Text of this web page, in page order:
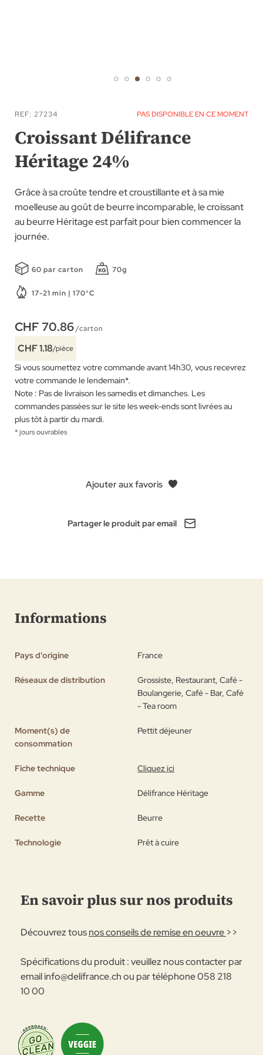
to
the
beginning
of
images
gallery
REF 27234 PAS DISPONIBLE EN CE MOMENT
Croissant Délifrance
Héritage 24%
Grâce à sa croûte tendre et croustillante et à sa mie
moelleuse au goût de beurre incomparable, le croissant
au beurre Héritage est parfait pour bien commencer la
journée.
60 par carton 70g
17-21 min | 170°C
CHF 70.86/carton
CHF 1.18/pièce
Si vous soumettez votre commande avant 14h30, vous recevrez
votre commande le lendemain*.
Note : Pas de livraison les samedis et dimanches. Les
commandes passées sur le site les week-ends sont livrées au
plus tôt à partir du mardi.
* jours ouvrables
Ajouter aux favoris
Partager le produit par email
Informations
Pays d'origine France
Réseaux de distribution
Grossiste, Restaurant, Café -
Boulangerie, Café - Bar, Café
- Tea room
Moment(s) de
consommation
Pettit déjeuner
Fiche technique Cliquez ici
Gamme Délifrance Héritage
Recette Beurre
Technologie Prêt à cuire
En savoir plus sur nos produits
Découvrez tousnos conseils de remise en oeuvre >>
Spécifications du produit : veuillez nous contacter par
emailinfo@delifrance.chou par téléphone 058 218
10 00